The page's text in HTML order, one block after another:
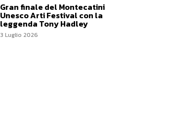
Gran finale del Montecatini
Unesco Arti Festival con la
leggenda Tony Hadley
3 Luglio 2026